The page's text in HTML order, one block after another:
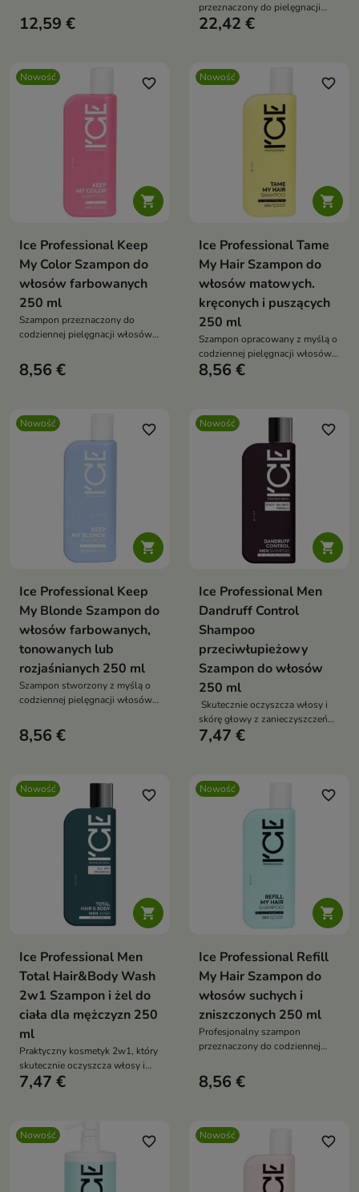
podatnych na puszenie
12,59 €
przeznaczony do pielęgnacji
włosów osłabionych,
22,42 €
Nowość

favorite_border
Ice Professional Keep
My Color Szampon do
włosów farbowanych
250 ml
Szampon przeznaczony do
codziennej pielęgnacji włosów
8,56 €
Nowość

favorite_border
Ice Professional Tame
My Hair Szampon do
włosów matowych.
kręconych i puszących
250 ml
Szampon opracowany z myślą o
codziennej pielęgnacji włosów
wymagających wygładzenia i
8,56 €
Nowość

favorite_border
Ice Professional Keep
My Blonde Szampon do
włosów farbowanych,
tonowanych lub
rozjaśnianych 250 ml
Szampon stworzony z myślą o
codziennej pielęgnacji włosów
farbowanych, tonowanych i
rozjaśnianych.
8,56 €
Nowość

favorite_border
Ice Professional Men
Dandruff Control
Shampoo
przeciwłupieżowy
Szampon do włosów
250 ml
Skutecznie oczyszcza włosy i
skórę głowy z zanieczyszczeń
oraz nadmiaru sebum.
7,47 €
Nowość

favorite_border
Ice Professional Men
Total Hair&Body Wash
2w1 Szampon i żel do
ciała dla mężczyzn 250
ml
Praktyczny kosmetyk 2w1, który
skutecznie oczyszcza włosy i
skórę ciała podczas codziennej
7,47 €
Nowość

favorite_border
Ice Professional Refill
My Hair Szampon do
włosów suchych i
zniszczonych 250 ml
Profesjonalny szampon
przeznaczony do codziennej
zniszczonych i pozbawionych
witalności.
8,56 €
Nowość favorite_border Nowość favorite_border